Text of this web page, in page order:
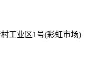
工业区1号(彩虹市场)